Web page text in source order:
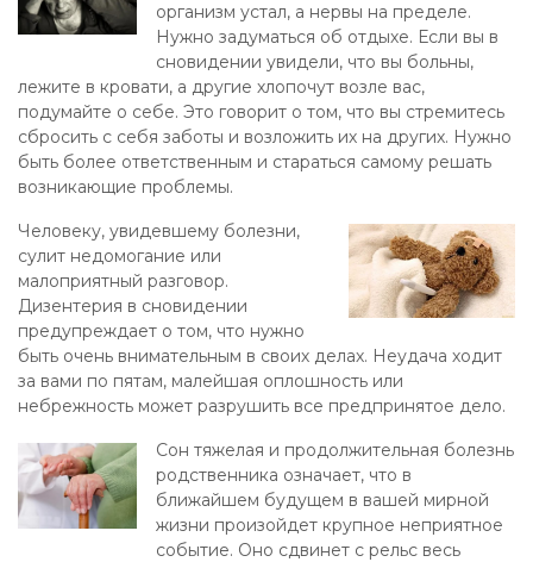
организм устал, а нервы на пределе.
Нужно задуматься об отдыхе. Если вы в
сновидении увидели, что вы больны,
лежите в кровати, а другие хлопочут возле вас,
подумайте о себе. Это говорит о том, что вы стремитесь
сбросить с себя заботы и возложить их на других. Нужно
быть более ответственным и стараться самому решать
возникающие проблемы.
Человеку, увидевшему болезни,
сулит недомогание или
малоприятный разговор.
Дизентерия в сновидении
предупреждает о том, что нужно
быть очень внимательным в своих делах. Неудача ходит
за вами по пятам, малейшая оплошность или
небрежность может разрушить все предпринятое дело.
Сон тяжелая и продолжительная болезнь
родственника означает, что в
ближайшем будущем в вашей мирной
жизни произойдет крупное неприятное
событие. Оно сдвинет с рельс весь